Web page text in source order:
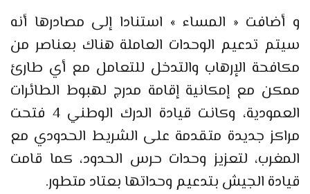
و أضافت « المساء » استنادا إلى مصادرها أنه
سيتم تدعيم الوحدات العاملة هناك بعناصر من
مكافحة الإرهاب والتدخل للتعامل مع أي طارئ
ممكن مع إمكانية إقامة مدرج لهبوط الطائرات
العمودية، وكانت قيادة الدرك الوطني 4 فتحت
مراكز جديدة متقدمة على الشريط الحدودي مع
المغرب، لتعزيز وحدات حرس الحدود، كما قامت
قيادة الجيش بتدعيم وحداتها بعتاد متطور.